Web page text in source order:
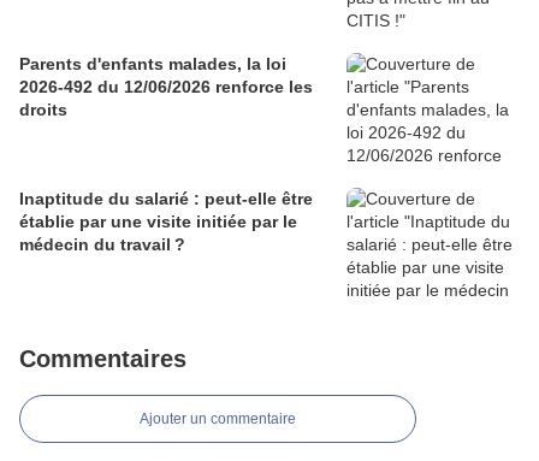
Parents d'enfants malades, la loi
2026-492 du 12/06/2026 renforce les
droits
Inaptitude du salarié : peut-elle être
établie par une visite initiée par le
médecin du travail ?
Commentaires
Ajouter un commentaire